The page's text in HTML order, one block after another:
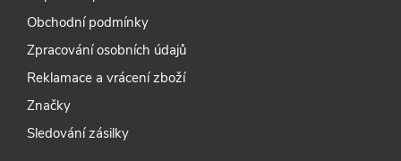
Obchodní podmínky
Zpracování osobních údajů
Reklamace a vrácení zboží
Značky
Sledování zásilky